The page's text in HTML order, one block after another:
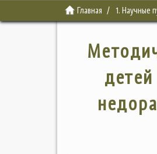
Главная 1. Научные